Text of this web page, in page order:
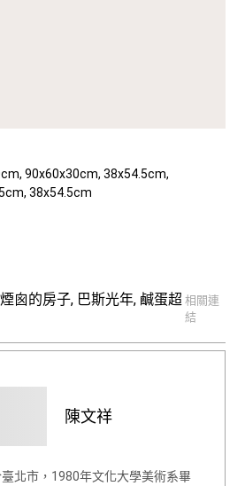
90x60x30cm, 38x54.5cm,
38x54.5cm
囪的房子, 巴斯光年, 鹹蛋超 相關連
結
陳文祥
北市，1980年文化大學美術系畢